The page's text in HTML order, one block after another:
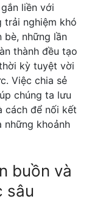
liền với
trải nghiệm khó
bè, những lần
thành đều tạo
kỳ tuyệt vời
Việc chia sẻ
chúng ta lưu
cách để nối kết
những khoảnh
buồn và
sâu